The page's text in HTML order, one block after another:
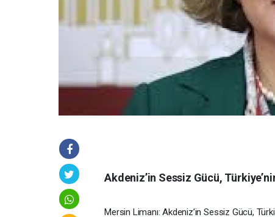
Akdeniz’in Sessiz Gücü,
Mersin Limanı: Akdeniz’in Sessiz Gücü,